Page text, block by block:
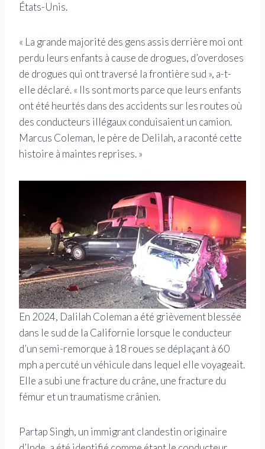
États-Unis.
« La grande majorité des gens assis derrière moi ont
perdu leurs enfants à cause de drogues, d’overdoses
de drogues qui ont traversé la frontière sud », a-t-
elle déclaré. « Ils sont morts parce que leurs enfants
ont été heurtés dans des accidents sur les routes où
des conducteurs illégaux conduisaient un camion.
Marcus Coleman, le père de Delilah, a raconté cette
histoire à maintes reprises. »
En 2024, Dalilah Coleman a été grièvement blessée
dans le sud de la Californie lorsque le conducteur
d’un semi-remorque à 18 roues se déplaçant à 60
mph a percuté un véhicule dans lequel elle voyageait.
Elle a subi une fracture du crâne, une fracture du
fémur et un traumatisme crânien.
Partap Singh, un immigrant clandestin originaire